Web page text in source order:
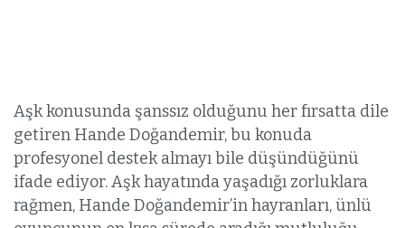
Aşk konusunda şanssız olduğunu her fırsatta dile
getiren Hande Doğandemir, bu konuda
profesyonel destek almayı bile düşündüğünü
ifade ediyor. Aşk hayatında yaşadığı zorluklara
rağmen, Hande Doğandemir’in hayranları, ünlü